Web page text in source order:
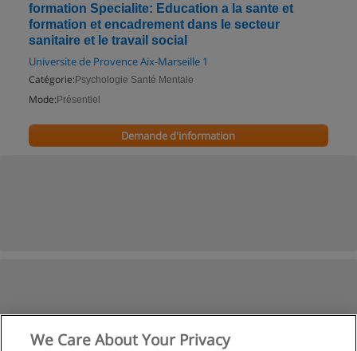
formation Specialite: Education a la sante et
formation et encadrement dans le secteur
sanitaire et le travail social
Universite de Provence Aix-Marseille 1
Catégorie: Psychologie Santé Mentale
Mode: Présentiel
Demande d'information
We Care About Your Privacy